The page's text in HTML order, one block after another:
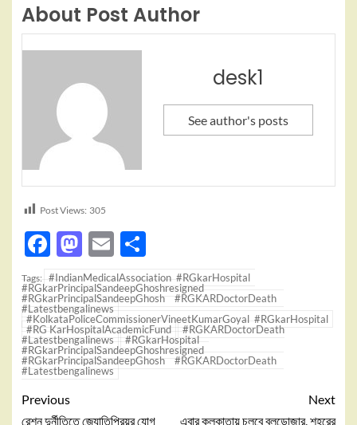
About Post Author
desk1
See author's posts
Post Views: 305
Facebook
Mastodon
Email
Tags: #IndianMedicalAssociation #RGkarHospital
#RGkarPrincipalSandeepGhoshresigned
#RGkarPrincipalSandeepGhosh #RGKARDoctorDeath
#Latestbengalinews
#KolkataPoliceCommissionerVineetKumarGoyal #RGkarHospital
#RG KarHospitalAcademicFund
#RGKARDoctorDeath
#Latestbengalinews
#RGkarHospital
#RGkarPrincipalSandeepGhoshresigned
#RGkarPrincipalSandeepGhosh #RGKARDoctorDeath
#Latestbengalinews
Previous
রেশন দুর্নীতিতে জ্যোতিপ্রিয়র যোগ
Next
এবার কলকাতায় চলবে বুলডোজার, শহরের